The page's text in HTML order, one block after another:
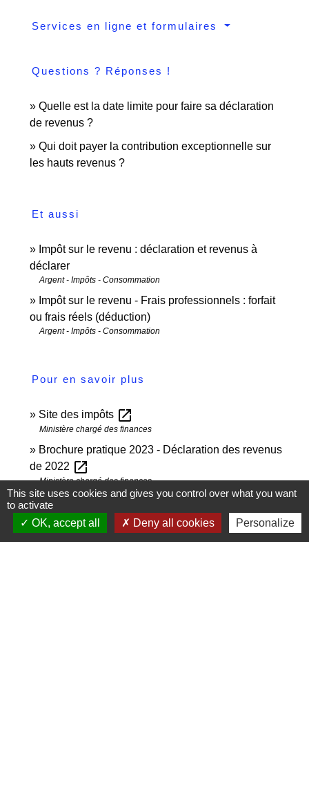
Services en ligne et formulaires
Questions ? Réponses !
Quelle est la date limite pour faire sa déclaration
de revenus ?
Qui doit payer la contribution exceptionnelle sur
les hauts revenus ?
Et aussi
Impôt sur le revenu : déclaration et revenus à
déclarer
Argent - Impôts - Consommation
Impôt sur le revenu - Frais professionnels : forfait
ou frais réels (déduction)
Argent - Impôts - Consommation
Pour en savoir plus
Site des impôts open_in_new
Ministère chargé des finances
Brochure pratique 2023 - Déclaration des revenus
de 2022 open_in_new
Ministère chargé des finances
Signaler une erreur sur cette page
This site uses cookies and gives you control over what you want
to activate
OK, accept all
Deny all cookies Personalize